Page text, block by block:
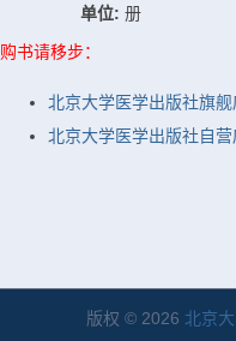
单位: 册
购书请移步：
北京大学医学出版社旗舰
北京大学医学出版社自
版权 © 2026 北京